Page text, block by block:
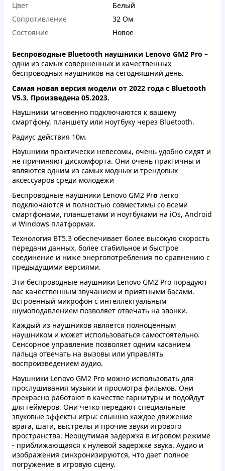
Цвет
Белый
Сопротивление
32 Ом
Состояние
Новое
Беспроводные Bluetooth наушники Lenovo GM2 Pro –
одни из самых совершенных и качественных
беспроводных наушников на сегодняшний день.
Самая новая версия модели от 2022 года с Bluetooth
V5.3. Произведена 05.2023.
Наушники мгновенно подключаются к вашему
смартфону, планшету или ноутбуку через Bluetooth.
Радиус действия 10м.
Наушники практически невесомы, очень удобно сидят и
не причиняют дискомфорта. Они очень практичны и
являются одним из самых модных и трендовых
аксессуаров среди молодежи
Беспроводные наушники Lenovo GM2 Pro легко
подключаются и полностью совместимы со всеми
смартфонами, планшетами и ноутбуками на iOs, Android
и Windows платформах.
Технология BT5.3 обеспечивает более высокую скорость
передачи данных, более стабильное и быстрое
соединение и ниже энергопотребления по сравнению с
предыдущими версиями.
Эти беспроводные наушники Lenovo GM2 Pro порадуют
вас качественным звучанием и приятными басами.
Встроенный микрофон с интеллектуальным
шумоподавлением позволяет отвечать на звонки.
Каждый из наушников является полноценным
наушником и может использоваться самостоятельно.
Сенсорное управление позволяет одним касанием
пальца отвечать на вызовы или управлять
воспроизведением аудио.
Наушники Lenovo GM2 Pro можно использовать для
прослушивания музыки и просмотра фильмов. Они
прекрасно работают в качестве гарнитуры и подойдут
для геймеров. Они четко передают специальные
звуковые эффекты игры: слышно каждое движение
врага, шаги, выстрелы и прочие звуки игрового
пространства. Неощутимая задержка в игровом режиме
- приближающаяся к нулевой задержке звука. Аудио и
изображения синхронизируются, что дает полное
погружение в игровую сцену.